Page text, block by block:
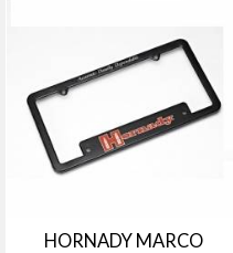
HORNADY MARCO